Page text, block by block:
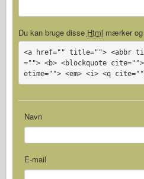
Du kan bruge disse Html mærker
<a href="" title=""> <abbr
=""> <b> <blockquote
etime=""> <em> <i> <q
Navn
E-mail